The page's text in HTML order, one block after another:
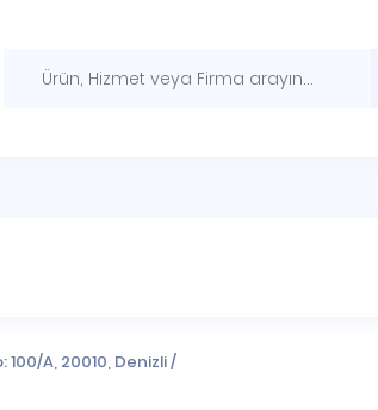
100/A, 20010, Denizli/